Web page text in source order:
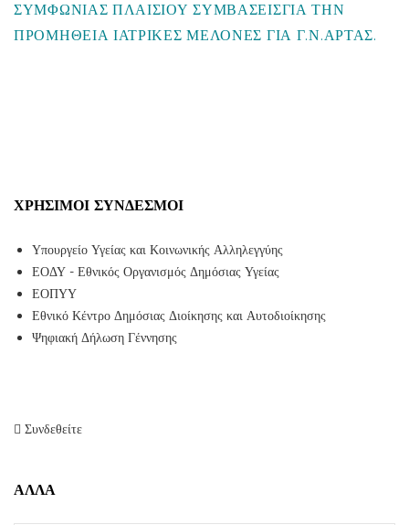
ΣΥΜΦΩΝΙΑΣ ΠΛΑΙΣΙΟΥ ΣΥΜΒΑΣΕΙΣΓΙΑ ΤΗΝ
ΠΡΟΜΗΘΕΙΑ ΙΑΤΡΙΚΕΣ ΜΕΛΟΝΕΣ ΓΙΑ Γ.Ν.ΑΡΤΑΣ.
ΧΡΉΣΙΜΟΙ ΣΎΝΔΕΣΜΟΙ
Υπουργείο Υγείας και Κοινωνικής Αλληλεγγύης
ΕΟΔΥ - Εθνικός Οργανισμός Δημόσιας Υγείας
ΕΟΠΥΥ
Εθνικό Κέντρο Δημόσιας Διοίκησης και Αυτοδιοίκησης
Ψηφιακή Δήλωση Γέννησης
Συνδεθείτε
ΑΛΛΑ